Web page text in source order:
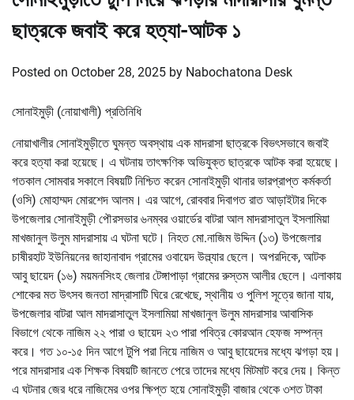
ছাত্রকে জবাই করে হত্যা-আটক ১
Posted on October 28, 2025 by Nabochatona Desk
সোনাইমুড়ী (নোয়াখালী) প্রতিনিধি
নোয়াখালীর সোনাইমুড়ীতে ঘুমন্ত অবস্থায় এক মাদরাসা ছাত্রকে বিভৎসভাবে জবাই
করে হত্যা করা হয়েছে। এ ঘটনায় তাৎক্ষণিক অভিযুক্ত ছাত্রকে আটক করা হয়েছে।
গতকাল সোমবার সকালে বিষয়টি নিশ্চিত করেন সোনাইমুড়ী থানার ভারপ্রাপ্ত কর্মকর্তা
(ওসি) মোহাম্মদ মোরশেদ আলম। এর আগে, রোববার দিবাগত রাত আড়াইটার দিকে
উপজেলার সোনাইমুড়ী পৌরসভার ৬নম্বর ওয়ার্ডের বাটরা আল মাদরাসাতুল ইসলামিয়া
মাখজানুল উলুম মাদরাসায় এ ঘটনা ঘটে। নিহত মো.নাজিম উদ্দিন (১৩) উপজেলার
চাষীরহাট ইউনিয়নের জাহানাবাদ গ্রামের ওবায়েদ উল্ল্যার ছেলে। অপরদিকে, আটক
আবু ছায়েদ (১৬) ময়মনসিংহ জেলার টেঙ্গাপাড়া গ্রামের রুস্তম আলীর ছেলে। এলাকায়
শোকের মত উৎসব জনতা মাদ্রাসাটি ঘিরে রেখেছে, স্থানীয় ও পুলিশ সূত্রে জানা যায়,
উপজেলার বাটরা আল মাদরাসাতুল ইসলামিয়া মাখজানুল উলুম মাদরাসার আবাসিক
বিভাগে থেকে নাজিম ২২ পারা ও ছায়েদ ২৩ পারা পবিত্র কোরআন হেফজ সম্পন্ন
করে। গত ১০-১৫ দিন আগে টুপি পরা নিয়ে নাজিম ও আবু ছায়েদের মধ্যে ঝগড়া হয়।
পরে মাদরাসার এক শিক্ষক বিষয়টি জানতে পেরে তাদের মধ্যে মিটমাট করে দেয়। কিন্ত
এ ঘটনার জের ধরে নাজিমের ওপর ক্ষিপ্ত হয়ে সোনাইমুড়ী বাজার থেকে ৩শত টাকা